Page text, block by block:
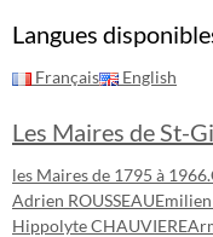
Langues
Français English
Les Maires de St-
les Maires de 1795 à 1966.
Adrien ROUSSEAU
Hippolyte CHAUVIERE